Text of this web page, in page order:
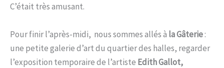
C’était très amusant.
Pour finir l’après-midi, nous sommes allés à la Gâterie:
une petite galerie d’art du quartier des halles, regarder
l’exposition temporaire de l’artiste Edith Gallot,